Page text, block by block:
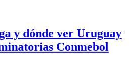
y dónde ver Uruguay
Conmebol